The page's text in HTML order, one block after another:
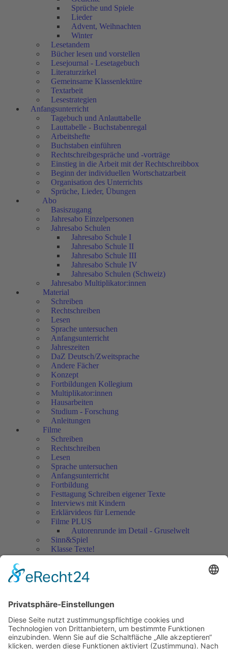
Sprüche und Spiele
Lieder
Advent, Weihnachten
Winter
Lesetandem
Bücher lesen und vorstellen
Lesejournal - Lesetagebuch
Literaturzirkel
Gemeinsame Klassenlektüre
Textarbeit
Lesestrategien
Anfangsunterricht
Tagebuch und Anlauttabelle
Lauttabelle - Buchstabenregal
Arbeitshefte
Buchstaben einführen
Rechtschreibgespräche und -vorträge
Einstieg in die Arbeit mit der Rechtschreibbox
Beginn der individuellen Wortschatzarbeit
Organisation des Unterrichts
Sprüche, Lieder, Übungen
Abo
Basiszugang
Jahresabo Einzelpersonen
Jahresabo Schulen
Jahresabo Schule I
Jahresabo Schule II
Jahresabo Schule III
Jahresabo Schule IV
Jahresabo Schulen (Schweiz)
Jahresabo Multiplikator:innen
Material
Schreiben
Rechtschreiben
Lesen
Sprache untersuchen
Anfangsunterricht
Jahreszeiten
DaZ Deutsch/Zweitsprache
Andere Fächer
Konzept
Fortbildungen Kollegium
Multiplikator:innen
Hausarbeiten
Studium - Forschung
Anleitungen
Filme
Schreiben
Rechtschreiben
Lesen
Sprache untersuchen
Anfangsunterricht
Fortbildung
Festtagung Schreiben eigener Texte
Interviews mit Kindern
Erklärvideos für Lernende
Filme PLUS
Autorenrunde im Detail - Gruselwelt
Sinn&Spiel
Klasse Texte!
Filmausschnitte Grundschule
Jedes Kind wertschätzen!
Artikel
Artikel 2018
Artikel 2017
Artikel 2016